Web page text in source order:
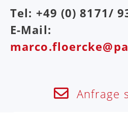
Tel: +49 (0) 8171/
E-Mail:
Anfrage